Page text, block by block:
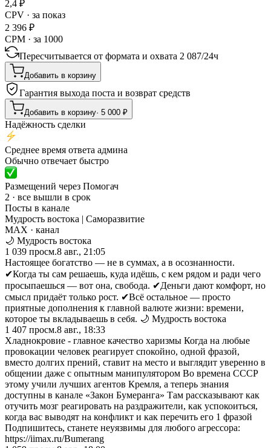
2,4 ₽
CPV · за показ
2 396 ₽
CPM · за 1000
Пересчитывается от формата и охвата 2 087/24ч
Добавить в корзину
Гарантия выхода поста и возврат средств
Добавить в корзину· 5 000 ₽
Надёжность сделки
Среднее время ответа админа
Обычно отвечает быстро
Размещений через Помогач
2 · все вышли в срок
Посты в канале
Мудрость востока | Саморазвитие
MAX · канал
🌙 Мудрость востока
1 039 просм.8 авг., 21:05
Настоящее богатство — не в суммах, а в осознанности.
✔Когда ты сам решаешь, куда идёшь, с кем рядом и ради чего
просыпаешься — вот она, свобода. ✔Деньги дают комфорт, но
смысл придаёт только рост. ✔Всё остальное — просто
приятные дополнения к главной валюте жизни: времени,
которое ты вкладываешь в себя. 🌙 Мудрость востока
1 407 просм.8 авг., 18:33
Хладнокровие - главное качество харизмы Когда на любые
провокации человек реагирует спокойно, одной фразой,
вместо долгих прений, ставит на место и выглядит уверенно в
общении даже с опытным манипулятором Во времена СССР
этому учили лучших агентов Кремля, а теперь знания
доступны в канале «Закон Бумеранга» Там рассказывают как
отучить мозг реагировать на раздражители, как успокоиться,
когда вас выводят на конфликт и как перечить его 1 фразой
Подпишитесь, станете неуязвимы для любого агрессора:
https://iimax.ru/Bumerang